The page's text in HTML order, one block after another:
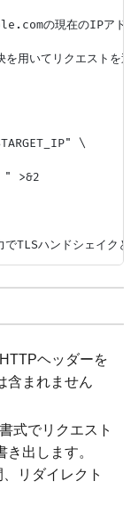
の現在のIPアド
を用いてリクエストを
\
" >&2
ヘッダーを
含まれません
式でリクエスト
出します。
リダイレクト